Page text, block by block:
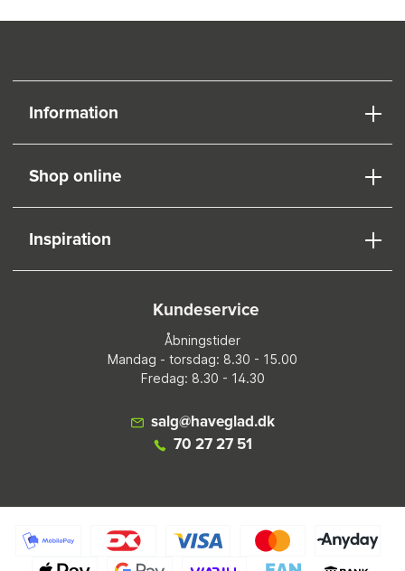
Information
Shop online
Inspiration
Kundeservice
Åbningstider
Mandag - torsdag: 8.30 - 15.00
Fredag: 8.30 - 14.30
salg@haveglad.dk
70 27 27 51